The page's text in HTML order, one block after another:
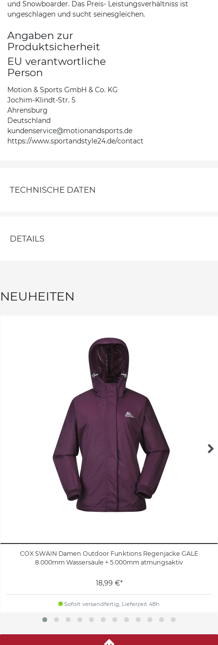
und Snowboarder. Das Preis- Leistungsverhältniss ist
ungeschlagen und sucht seinesgleichen.
Angaben zur
Produktsicherheit
EU verantwortliche
Person
Motion & Sports GmbH & Co. KG
Jochim-Klindt-Str. 5
Ahrensburg
Deutschland
kundenservice@motionandsports.de
https://www.sportandstyle24.de/contact
TECHNISCHE DATEN
DETAILS
NEUHEITEN
COX SWAIN Damen Outdoor Funktions Regenjacke GALE
8.000mm Wassersäule + 5.000mm atmungsaktiv
18,99 €*
Sofort versandfertig, Lieferzeit 48h